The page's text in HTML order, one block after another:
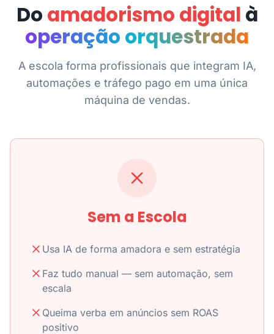
Do amadorismo digital à
operação orquestrada
A escola forma profissionais que integram IA,
automações e tráfego pago em uma única
máquina de vendas.
Sem a Escola
Usa IA de forma amadora e sem estratégia
Faz tudo manual — sem automação, sem
escala
Queima verba em anúncios sem ROAS
positivo